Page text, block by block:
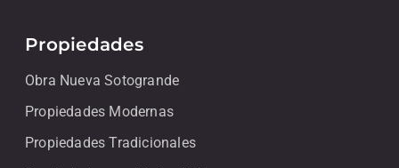
Propiedades
Obra Nueva Sotogrande
Propiedades Modernas
Propiedades Tradicionales